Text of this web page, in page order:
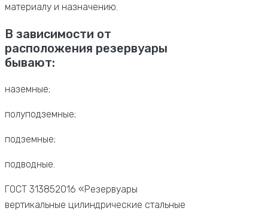
материалу и назначению.
В зависимости от
расположения резервуары
бывают:
наземные;
полуподземные;
подземные;
подводные.
ГОСТ 313852016 «Резервуары
вертикальные цилиндрические стальные